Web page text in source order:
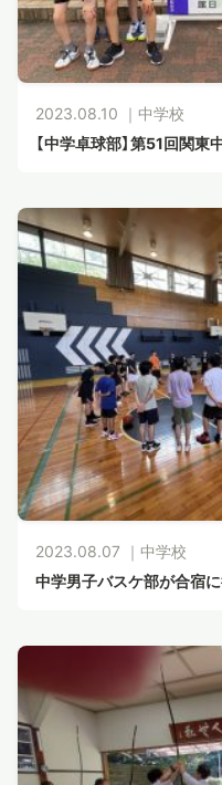
2023.08.10 ｜ 中学校
【中学卓球部】第51回関東
2023.08.07 ｜ 中学校
中学男子バスケ部が合宿に